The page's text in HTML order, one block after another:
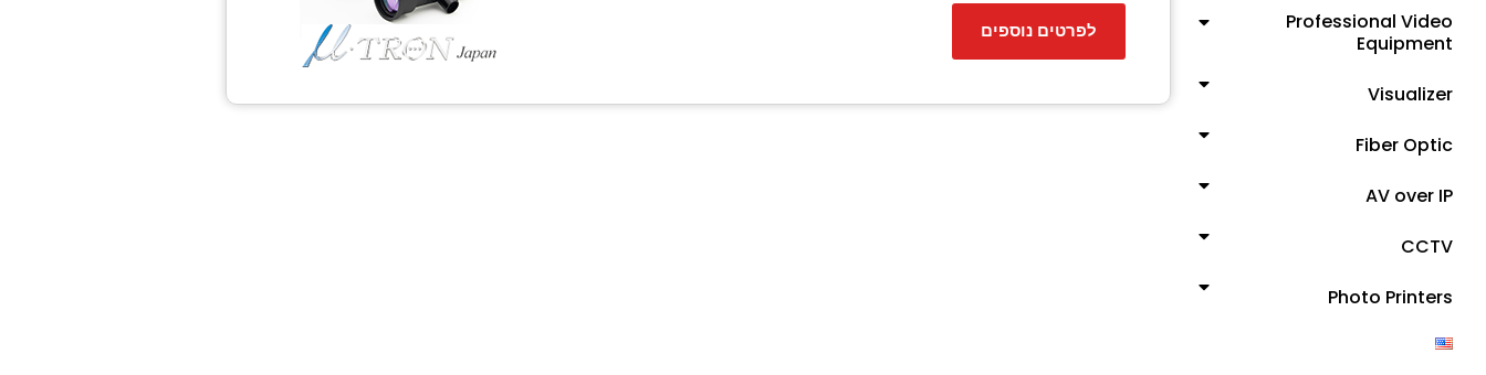
Professional Video
Equipment
Visualizer
Fiber Optic
AV over IP
CCTV
Photo Printers
לפרטים נוספים